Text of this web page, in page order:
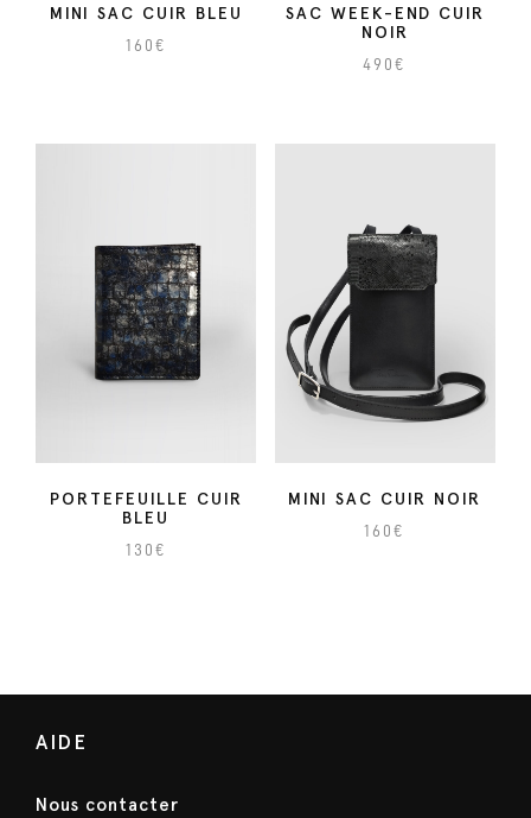
MINI SAC CUIR BLEU
160 €
SAC WEEK-END CUIR
NOIR
490€
PORTEFEUILLE CUIR
BLEU
130 €
MINI SAC CUIR NOIR
160€
AIDE
Nous contacter